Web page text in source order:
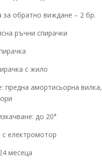
за обратно виждане – 2 бр.
ръчни спирачки
с жило
предна амортисьорна вилка,
до 20°
с електромотор
месеца